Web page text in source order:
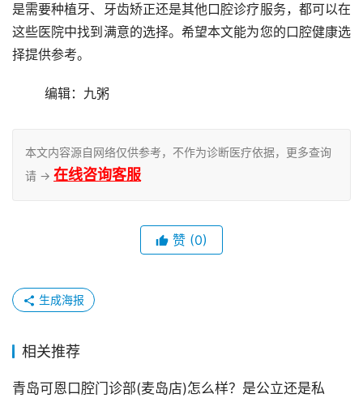
是需要种植牙、牙齿矫正还是其他口腔诊疗服务，都可以在
这些医院中找到满意的选择。希望本文能为您的口腔健康选
择提供参考。
	编辑：九粥
本文内容源自网络仅供参考，不作为诊断医疗依据，更多查询
请 → 在线咨询客服
赞 (0)
生成海报
相关推荐
青岛可恩口腔门诊部(麦岛店)怎么样？是公立还是私